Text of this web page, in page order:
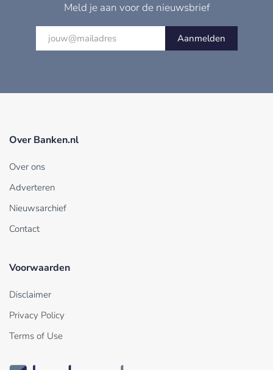
Meld je aan voor de nieuwsbrief
Aanmelden
Over Banken.nl
Over ons
Adverteren
Nieuwsarchief
Contact
Voorwaarden
Disclaimer
Privacy Policy
Terms of Use